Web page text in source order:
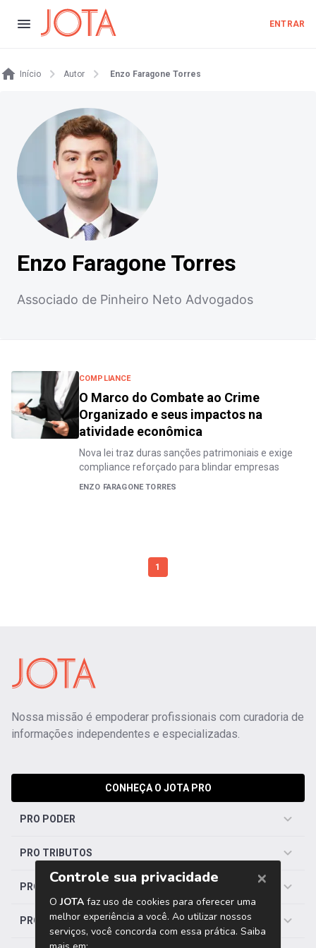
ENTRAR
Início Autor Enzo Faragone Torres
Enzo Faragone Torres
Associado de Pinheiro Neto Advogados
COMPLIANCE
O Marco do Combate ao Crime
Organizado e seus impactos na
atividade econômica
Nova lei traz duras sanções patrimoniais e exige
compliance reforçado para blindar empresas
ENZO FARAGONE TORRES
1
Nossa missão é empoderar profissionais com curadoria de
informações independentes e especializadas.
CONHEÇA O JOTA PRO
PRO PODER
PRO TRIBUTOS
PRO TRABALHISTA
PRO SAÚDE